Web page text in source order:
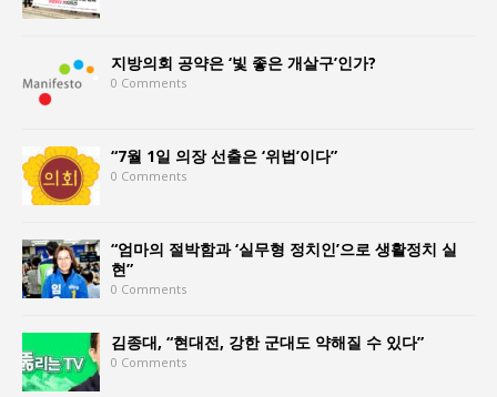
지방의회 공약은 ‘빛 좋은 개살구’인가?
0 Comments
“7월 1일 의장 선출은 ‘위법’이다”
0 Comments
“엄마의 절박함과 ‘실무형 정치인’으로 생활정치 실
현”
0 Comments
김종대, “현대전, 강한 군대도 약해질 수 있다”
0 Comments